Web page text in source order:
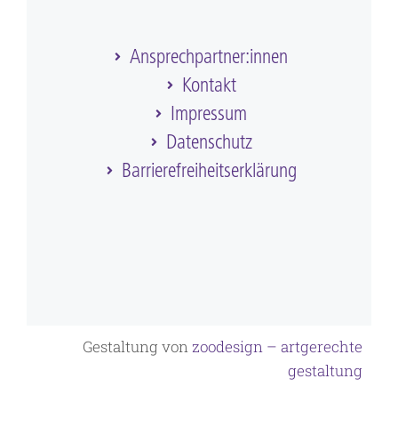
Ansprechpartner:innen
Kontakt
Impressum
Datenschutz
Barriere­frei­heits­erklärung
Gestaltung von zoodesign – artgerechte
gestaltung